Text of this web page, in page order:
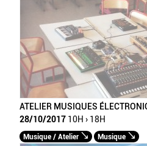
ATELIER MUSIQUES
28/10/2017 10H › 18H
Musique / Atelier Musique